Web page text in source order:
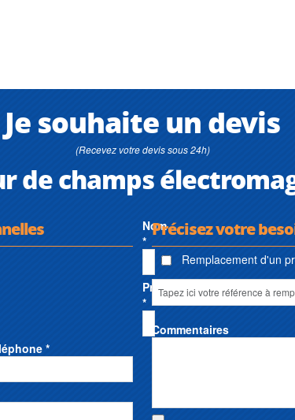
Je souhaite un devis
(Recevez votre devis sous 24h)
de champs
Nom
*
Prénom
*
*
Précisez votre
Remplacement d'un
Commentaires